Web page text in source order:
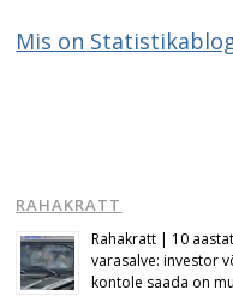
Mis on
RAHAKRATT
Rahakratt | 10
varasalve: investor
kontole saada on